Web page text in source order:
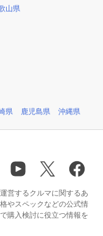
山県
県 鹿児島県 沖縄県
営するクルマに関するあ
やスペックなどの公式情
購入検討に役立つ情報を